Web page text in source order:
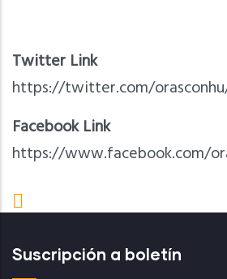
Twitter Link
https://twitter.com/
Facebook Link
https://www.facebook.com/
Suscripción a boletín